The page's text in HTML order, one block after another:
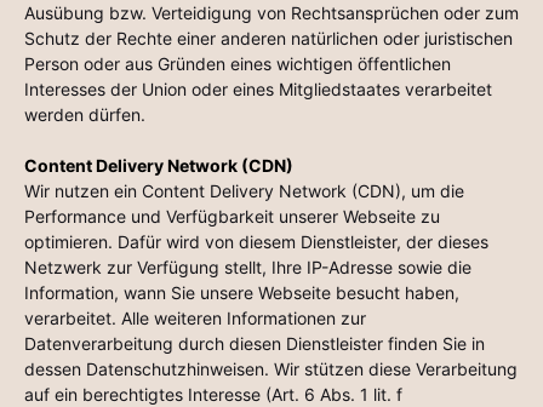
Ausübung bzw. Verteidigung von Rechtsansprüchen oder zum
Schutz der Rechte einer anderen natürlichen oder juristischen
Person oder aus Gründen eines wichtigen öffentlichen
Interesses der Union oder eines Mitgliedstaates verarbeitet
werden dürfen.
Content Delivery Network (CDN)
Wir nutzen ein Content Delivery Network (CDN), um die
Performance und Verfügbarkeit unserer Webseite zu
optimieren. Dafür wird von diesem Dienstleister, der dieses
Netzwerk zur Verfügung stellt, Ihre IP-Adresse sowie die
Information, wann Sie unsere Webseite besucht haben,
verarbeitet. Alle weiteren Informationen zur
Datenverarbeitung durch diesen Dienstleister finden Sie in
dessen Datenschutzhinweisen. Wir stützen diese Verarbeitung
auf ein berechtigtes Interesse (Art. 6 Abs. 1 lit. f